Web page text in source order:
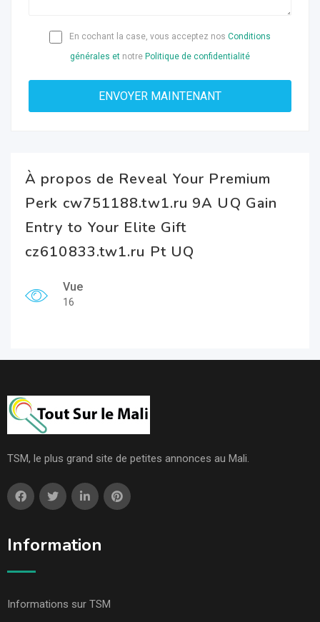
En cochant la case, vous acceptez nos Conditions
générales et notre Politique de confidentialité
À propos de Reveal Your Premium
Perk cw751188.tw1.ru 9A UQ Gain
Entry to Your Elite Gift
cz610833.tw1.ru Pt UQ
Vue
16
TSM, le plus grand site de petites annonces au Mali.
Information
Informations sur TSM